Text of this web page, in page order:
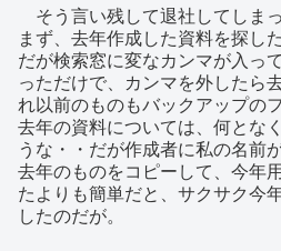
そう言い残して退社してしまっ
まず、去年作成した資料を探し
だが検索窓に変なカンマが入っ
っただけで、カンマを外したら
れ以前のものもバックアップの
去年の資料については、何とな
うな・・だが作成者に私の名前
去年のものをコピーして、今年
たよりも簡単だと、サクサク今
したのだが。